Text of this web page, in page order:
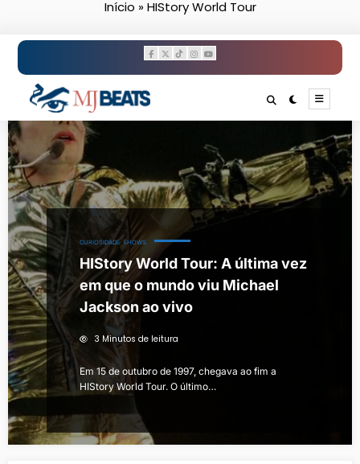
Início »HIStory World Tour
CURIOSIDADE SHOWS
HIStory World Tour: A última vez
em que o mundo viu Michael
Jackson ao vivo
3 Minutos de leitura
Em 15 de outubro de 1997, chegava ao fim a
HIStory World Tour. O último…